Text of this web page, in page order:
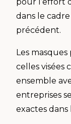
dans le
précédent.
Les
celles visées
ensemble
entreprises
exactes dans